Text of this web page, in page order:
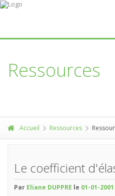
Ressources
Accueil Ressources
Le coefficient
Par Eliane DUPPRE le 01-01-2001